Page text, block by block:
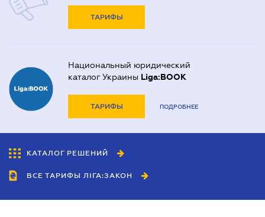
ТАРИФЫ
Национальный юридический
каталог Украины Liga:BOOK
ТАРИФЫ ПОДРОБНЕЕ
КАТАЛОГ РЕШЕНИЙ
ВСЕ ТАРИФЫ ЛІГА:ЗАКОН